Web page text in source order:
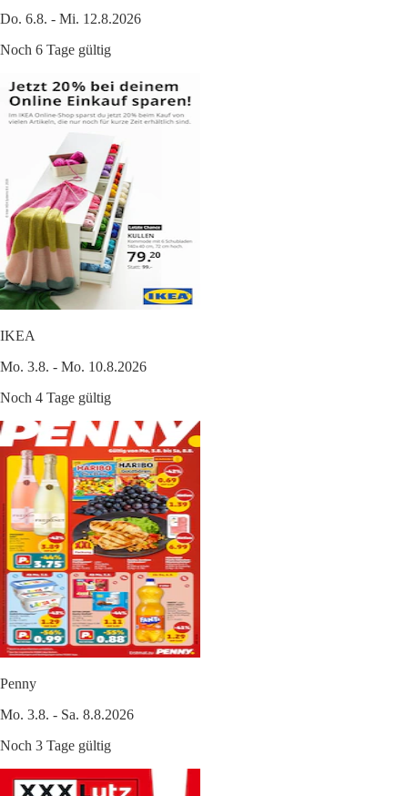
Do. 6.8. - Mi. 12.8.2026
Noch 6 Tage gültig
IKEA
Mo. 3.8. - Mo. 10.8.2026
Noch 4 Tage gültig
Penny
Mo. 3.8. - Sa. 8.8.2026
Noch 3 Tage gültig